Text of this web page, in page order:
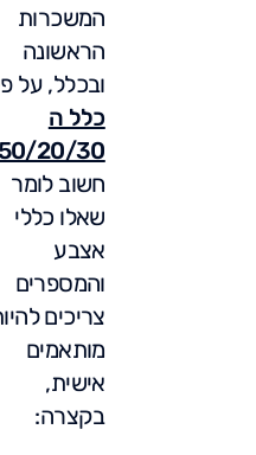
המשכרות
הראשונה
ובכלל, על
כלל ה
20/30
חשוב לומר
שאלו כללי
אצבע
והמספרים
צריכים
מותאמים
אישית,
בקצרה: